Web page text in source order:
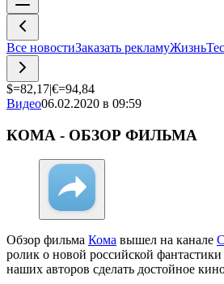
Все новостиЗаказать рекламуЖизнь
$=82,17|€=94,84
Видео06.02.2020 в 09:59
КОМА - ОБЗОР ФИЛЬМА
Обзор фильма Кома вышел на канале
ролик о новой российской
наших авторов сделать достойное